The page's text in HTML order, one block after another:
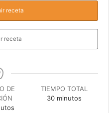
receta
receta
DE
TIEMPO TOTAL
30minutos
minutos